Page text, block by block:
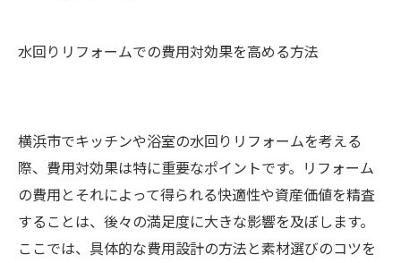
水回りリフォームでの費用対効果を高める方法
横浜市でキッチンや浴室の水回りリフォームを考える
際、費用対効果は特に重要なポイントです。リフォーム
の費用とそれによって得られる快適性や資産価値を精査
することは、後々の満足度に大きな影響を及ぼします。
ここでは、具体的な費用設計の方法と素材選びのコツを